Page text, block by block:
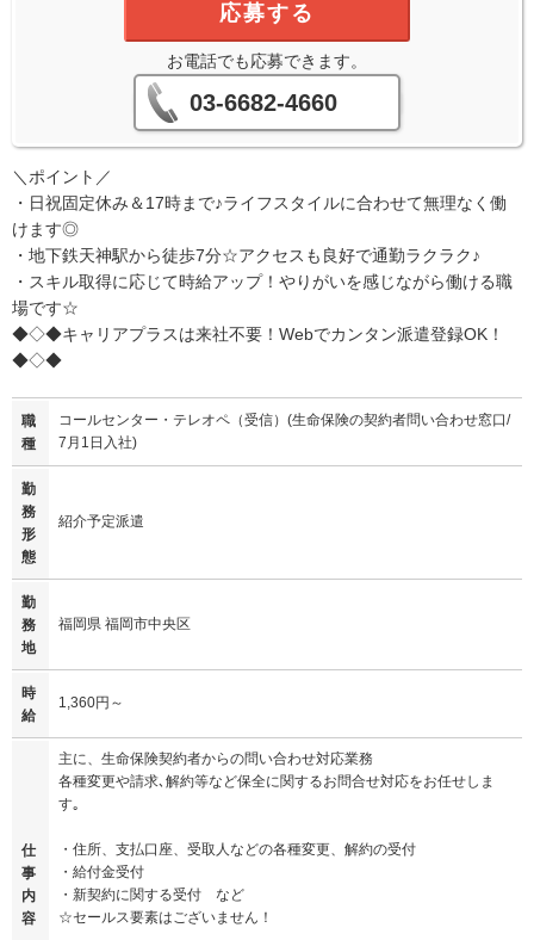
応募する
お電話でも応募できます。
03-6682-4660
＼ポイント／
・日祝固定休み＆17時まで♪ライフスタイルに合わせて無理なく働
けます◎
・地下鉄天神駅から徒歩7分☆アクセスも良好で通勤ラクラク♪
・スキル取得に応じて時給アップ！やりがいを感じながら働ける職
場です☆
◆◇◆キャリアプラスは来社不要！Webでカンタン派遣登録OK！
◆◇◆
職
種
コールセンター・テレオペ（受信）(生命保険の契約者問い合わせ窓口/
7月1日入社)
勤
務
形
態
紹介予定派遣
勤
務
地
福岡県 福岡市中央区
時
給
1,360円～
仕
事
内
容
主に、生命保険契約者からの問い合わせ対応業務
各種変更や請求､解約等など保全に関するお問合せ対応をお任せしま
す｡
・住所、支払口座、受取人などの各種変更、解約の受付
・給付金受付
・新契約に関する受付 など
☆セールス要素はございません！